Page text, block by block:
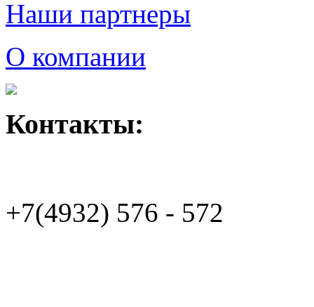
Наши партнеры
О компании
Контакты:
+7(4932) 576 - 572